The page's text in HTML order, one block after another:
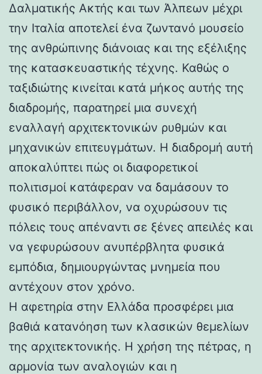
Δαλματικής Ακτής και των Άλπεων μέχρι
την Ιταλία αποτελεί ένα ζωντανό μουσείο
της ανθρώπινης διάνοιας και της εξέλιξης
της κατασκευαστικής τέχνης. Καθώς ο
ταξιδιώτης κινείται κατά μήκος αυτής της
διαδρομής, παρατηρεί μια συνεχή
εναλλαγή αρχιτεκτονικών ρυθμών και
μηχανικών επιτευγμάτων. Η διαδρομή αυτή
αποκαλύπτει πώς οι διαφορετικοί
πολιτισμοί κατάφεραν να δαμάσουν το
φυσικό περιβάλλον, να οχυρώσουν τις
πόλεις τους απέναντι σε ξένες απειλές και
να γεφυρώσουν ανυπέρβλητα φυσικά
εμπόδια, δημιουργώντας μνημεία που
αντέχουν στον χρόνο.
Η αφετηρία στην Ελλάδα προσφέρει μια
βαθιά κατανόηση των κλασικών θεμελίων
της αρχιτεκτονικής. Η χρήση της πέτρας, η
αρμονία των αναλογιών και η